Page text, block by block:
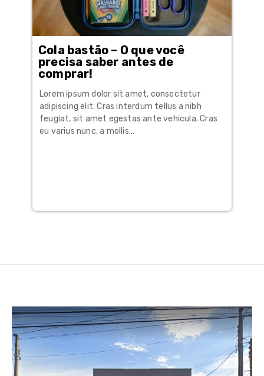
Cola bastão – O que você
precisa saber antes de
comprar!
Lorem ipsum dolor sit amet, consectetur
adipiscing elit. Cras interdum tellus a nibh
feugiat, sit amet egestas ante vehicula. Cras
eu varius nunc, a mollis…